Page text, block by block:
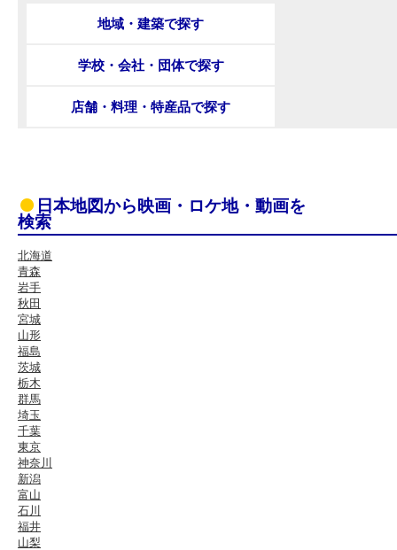
地域・建築で探す
学校・会社・団体で探す
店舗・料理・特産品で探す
日本地図から映画・ロケ地・動画を
検索
北海道
青森
岩手
秋田
宮城
山形
福島
茨城
栃木
群馬
埼玉
千葉
東京
神奈川
新潟
富山
石川
福井
山梨